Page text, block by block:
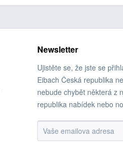
Newsletter
Ujistěte se, že jste se
Eibach Česká republika
nebude chybět některá z
republika nabídek nebo